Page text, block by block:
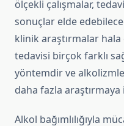
ölçekli çalışmalar,
sonuçlar elde
klinik araştırmalar hala
tedavisi birçok farklı
yöntemdir ve
daha fazla araştırmaya
Alkol bağımlılığıyla